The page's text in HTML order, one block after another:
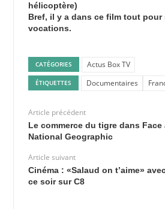
hélicoptère)
Bref, il y a dans ce film tout pour
vocations.
CATÉGORIES Actus Box TV
ÉTIQUETTES Documentaires
Article précédent
Le commerce du tigre dans Face
National Geographic
Article suivant
Cinéma : «Salaud on t’aime»
ce soir sur C8